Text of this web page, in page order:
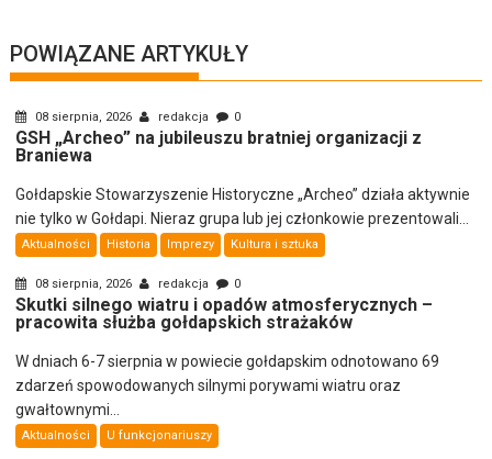
POWIĄZANE ARTYKUŁY
08 sierpnia, 2026 redakcja 0
GSH „Archeo” na jubileuszu bratniej organizacji z
Braniewa
Gołdapskie Stowarzyszenie Historyczne „Archeo” działa aktywnie
nie tylko w Gołdapi. Nieraz grupa lub jej członkowie prezentowali...
Aktualności Historia Imprezy Kultura i sztuka
08 sierpnia, 2026 redakcja 0
Skutki silnego wiatru i opadów atmosferycznych –
pracowita służba gołdapskich strażaków
W dniach 6-7 sierpnia w powiecie gołdapskim odnotowano 69
zdarzeń spowodowanych silnymi porywami wiatru oraz
gwałtownymi...
Aktualności U funkcjonariuszy